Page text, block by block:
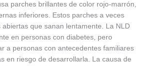
parches brillantes de color rojo-marrón,
inferiores. Estos parches a veces
que sanan lentamente. La NLD
en personas con diabetes, pero
a personas con antecedentes familiares
en riesgo de desarrollarla. La causa de